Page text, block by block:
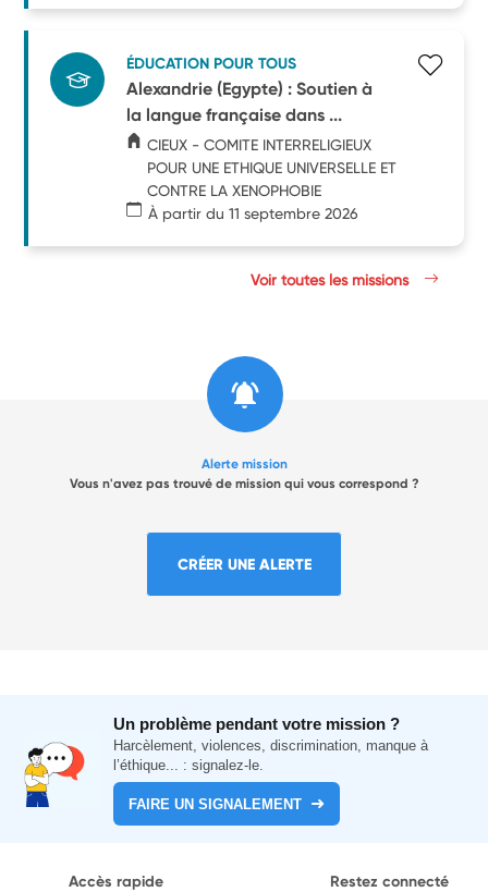
ÉDUCATION POUR TOUS
Alexandrie (Egypte) : Soutien à
la langue française dans ...
CIEUX - COMITE INTERRELIGIEUX
POUR UNE ETHIQUE UNIVERSELLE ET
CONTRE LA XENOPHOBIE
À partir du 11 septembre 2026
Voir toutes les missions
Alerte mission
Vous n'avez pas trouvé de mission qui vous correspond ?
CRÉER UNE ALERTE
Un problème pendant votre mission ?
Harcèlement, violences, discrimination, manque à
l’éthique... : signalez-le.
FAIRE UN SIGNALEMENT
Accès rapide Restez connecté